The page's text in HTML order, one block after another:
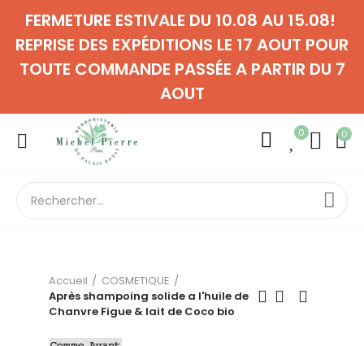
FERMETURE ESTIVALE DU 10.08 AU 15.08!
REPRISE DES EXPÉDITIONS LE 17 AOUT POUR
TOUTE COMMANDE PASSÉE A PARTIR DU 7
AOUT
0 0
Accueil
COSMETIQUE
Après shampoing solide a l'huile de
Chanvre Figue & lait de Coco bio